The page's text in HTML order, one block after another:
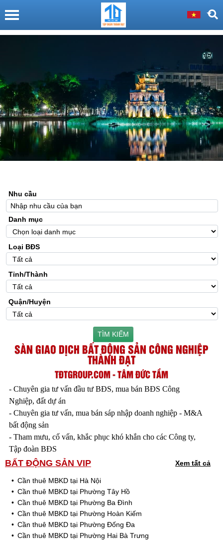
Nhu cầu
Danh mục
Loại BĐS
Tỉnh/Thành
Quận/Huyện
TÌM KIẾM
SÀN GIAO DỊCH BẤT ĐỘNG SẢN CÔNG NGHIỆP
THÀNH ĐẠT
TĐTGROUP.COM - TÂM ĐỨC TẦM
- Chuyên gia tư vấn đầu tư BĐS, mua bán BĐS Công
Nghiệp, đất dự án
- Chuyên gia tư vấn, mua bán sáp nhập doanh nghiệp - M&A
bất động sản
- Tham mưu, cố vấn, khắc phục khó khắn cho các Công ty,
Tập đoàn BĐS
BẤT ĐỘNG SẢN VIP Xem tất cả
Cần thuê MBKD tại Hà Nội
Cần thuê MBKD tại Phường Tây Hồ
Cần thuê MBKD tại Phường Ba Đình
Cần thuê MBKD tại Phường Hoàn Kiếm
Cần thuê MBKD tại Phường Đống Đa
Cần thuê MBKD tại Phường Hai Bà Trưng